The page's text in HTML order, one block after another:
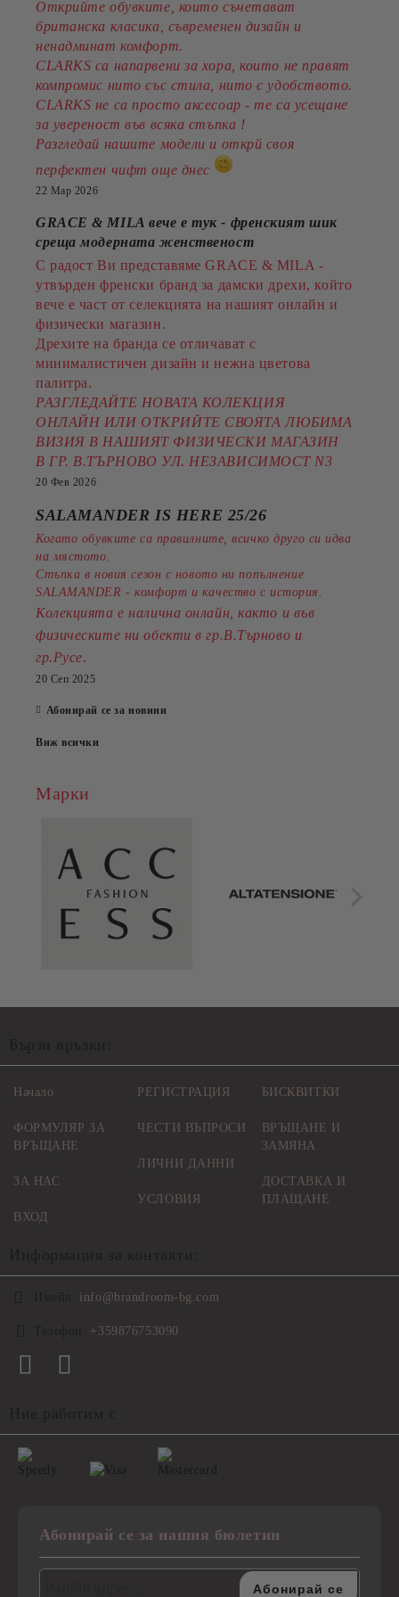
Открийте обувките, които съчетават
британска класика, съвременен дизайн и
ненадминат комфорт.
CLARKS са напарвени за хора, които не правят
компромис нито със стила, нито с удобството.
CLARKS не са просто аксесоар - те са усещане
за увереност във всяка стъпка !
Разгледай нашите модели и открй своя
перфектен чифт още днес
22 Мар 2026
GRACE & MILA вече е тук - френският шик
среща модерната женственост
С радост Ви представяме GRACE & MILA -
утвърден френски бранд за дамски дрехи, който
вече е част от селекцията на нашият онлайн и
физически магазин.
Дрехите на бранда се отличават с
минималистичен дизайн и нежна цветова
палитра.
РАЗГЛЕДАЙТЕ НОВАТА КОЛЕКЦИЯ
ОНЛАЙН ИЛИ ОТКРИЙТЕ СВОЯТА ЛЮБИМА
ВИЗИЯ В НАШИЯТ ФИЗИЧЕСКИ МАГАЗИН
В ГР. В.ТЪРНОВО УЛ. НЕЗАВИСИМОСТ N3
20 Фев 2026
SALAMANDER IS HERE 25/26
Когато обувките са правилните, всичко друго си идва
на мястото.
Стъпка в новия сезон с новото ни попълнение
SALAMANDER - комфорт и качество с история.
Колекцията е налична онлайн, както и във
физическите ни обекти в гр.В.Търново и
гр.Русе.
20 Сеп 2025
Абонирай се за новини
Виж всички
Марки
Начало
ФОРМУЛЯР ЗА
ВРЪЩАНЕ
ЗА НАС
ВХОД
РЕГИСТРАЦИЯ
ЧЕСТИ ВЪПРОСИ
ЛИЧНИ ДАННИ
УСЛОВИЯ
БИСКВИТКИ
ВРЪЩАНЕ И
ЗАМЯНА
ДОСТАВКА И
ПЛАЩАНЕ
info@brandroom-bg.com
+359876753090
Абонирай се за нашия бюлетин